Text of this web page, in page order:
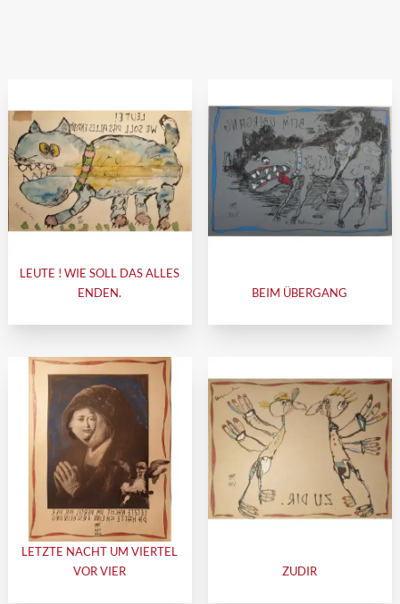
LEUTE ! WIE SOLL DAS ALLES
ENDEN.
BEIM ÜBERGANG
LETZTE NACHT UM VIERTEL
VOR VIER
ZUDIR